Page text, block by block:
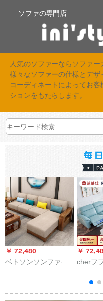
ソファの専門店
人気のソファーならソファー
様々なソファーの仕様とデザ
コーディネートによってお
ションをもたらします。
￥ 72,480
ベトソンソンファ·オ
プ
￥
cherフ
で、现
本革客